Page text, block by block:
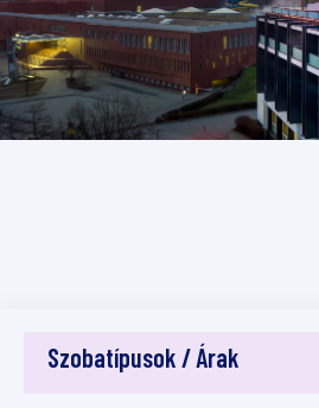
Szobatípusok / Árak